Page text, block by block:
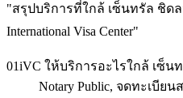
"สรุปบริการที่ใกล้ เซ็นทรัล ชิดล
International Visa Center"
01iVC ให้บริการอะไรใกล้ เซ็น
Notary Public, จดทะเบีย